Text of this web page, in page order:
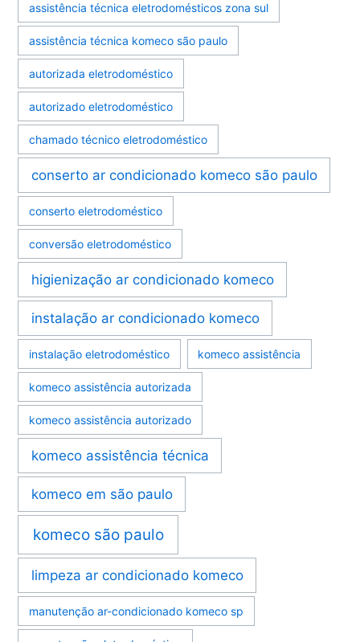
assistência técnica eletrodomésticos zona sul
assistência técnica komeco são paulo
autorizada eletrodoméstico
autorizado eletrodoméstico
chamado técnico eletrodoméstico
conserto ar condicionado komeco são paulo
conserto eletrodoméstico
conversão eletrodoméstico
higienização ar condicionado komeco
instalação ar condicionado komeco
instalação eletrodoméstico komeco assistência
komeco assistência autorizada
komeco assistência autorizado
komeco assistência técnica
komeco em são paulo
komeco são paulo
limpeza ar condicionado komeco
manutenção ar-condicionado komeco sp